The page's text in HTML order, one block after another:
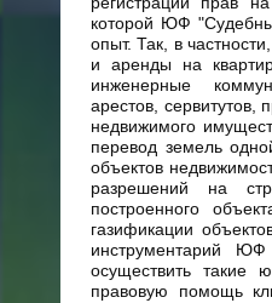
которой ЮФ
опыт. Так, в
и аренды на
инженерные
арестов, сервитутов,
недвижимого
перевод земель
объектов
разрешений на
построенного
газификации
инструментарий
осуществить такие
правовую помощь